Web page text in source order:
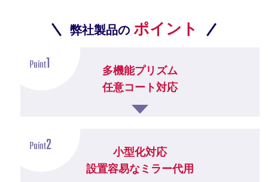
弊社製品の ポイント
Point1
多機能プリズム
任意コート対応
Point2
小型化対応
設置容易なミラー代用